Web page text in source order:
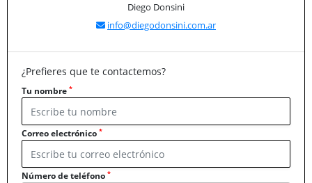
Diego Donsini
info@diegodonsini.com.ar
¿Prefieres que te contactemos?
Tu nombre *
Correo electrónico *
Número de teléfono *